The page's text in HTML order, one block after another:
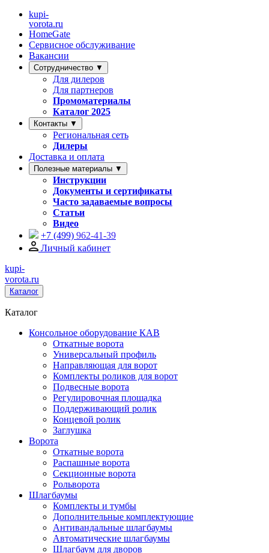
kupi-
vorota.ru
HomeGate
Сервисное обслуживание
Вакансии
Сотрудничество ▼
Для дилеров
Для партнеров
Промоматериалы
Каталог 2025
Контакты ▼
Региональная сеть
Дилеры
Доставка и оплата
Полезные материалы ▼
Инструкции
Документы и сертификаты
Часто задаваемые вопросы
Статьи
Видео
+7 (499) 962-41-39
Личный кабинет
kupi-
vorota.ru
Каталог
Каталог
Консольное оборудование КАВ
Откатные ворота
Универсальный профиль
Направляющая для ворот
Комплекты роликов для ворот
Подвесные ворота
Регулировочная площадка
Поддерживающий ролик
Концевой ролик
Заглушка
Ворота
Откатные ворота
Распашные ворота
Секционные ворота
Рольворота
Шлагбаумы
Комплекты и тумбы
Дополнительные комплектующие
Антивандальные шлагбаумы
Автоматические шлагбаумы
Шлагбаум для дворов